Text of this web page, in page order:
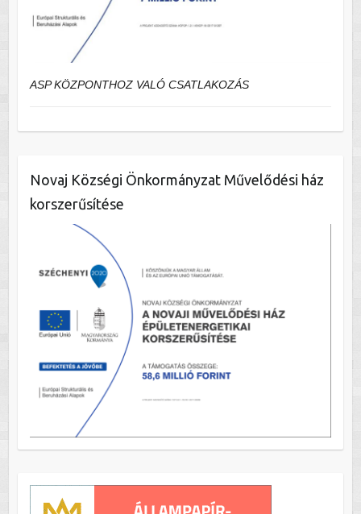
ASP KÖZPONTHOZ VALÓ CSATLAKOZÁS
Novaj Községi Önkormányzat Művelődési ház
korszerűsítése